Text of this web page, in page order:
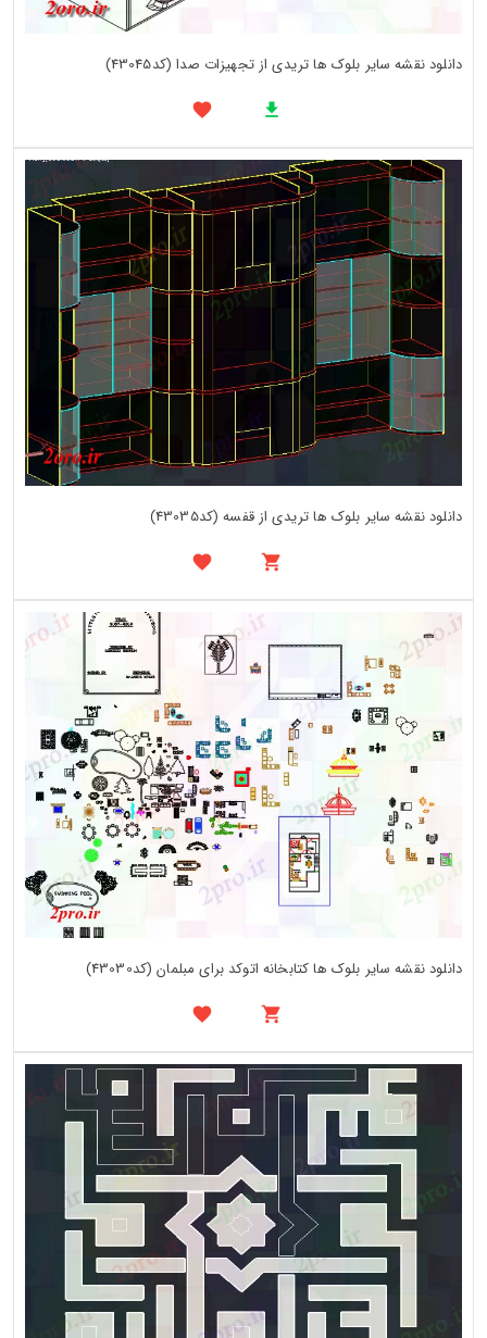
دانلود نقشه سایر بلوک ها تریدی از تجهیزات صدا (کد43045)
دانلود نقشه سایر بلوک ها تریدی از قفسه (کد43035)
دانلود نقشه سایر بلوک ها کتابخانه اتوکد برای مبلمان (کد43030)